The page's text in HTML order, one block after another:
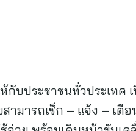
กับประชาชนทั่วประเทศ
ามารถเช็ก – แจ้ง – เตื